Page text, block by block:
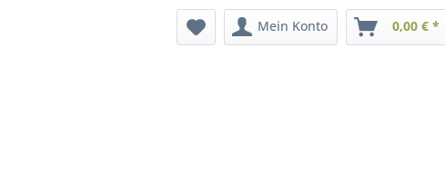
Mein Konto 0,00 € *